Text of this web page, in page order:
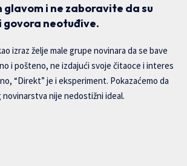
glavom i ne zaboravite da su
govora neotuđive.
izraz želje male grupe novinara da se bave
i pošteno, ne izdajući svoje čitaoce i interes
“Direkt” je i eksperiment. Pokazaćemo da
nije nedostižni ideal.